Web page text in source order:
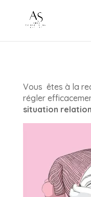
Vous êtes à la
régler
situation